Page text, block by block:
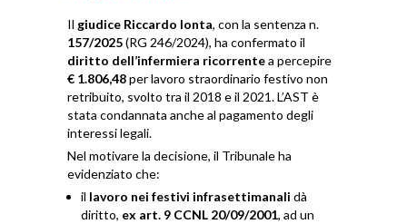
Il giudice Riccardo Ionta, con la sentenza n.
157/2025(RG 246/2024), ha confermato il
diritto dell’infermiera ricorrentea percepire
€ 1.806,48per lavoro straordinario festivo non
retribuito, svolto tra il 2018 e il 2021. L’AST è
stata condannata anche al pagamento degli
interessi legali.
Nel motivare la decisione, il Tribunale ha
evidenziato che:
il lavoro nei festivi infrasettimanali dà
diritto, ex art. 9 CCNL 20/09/2001, ad un